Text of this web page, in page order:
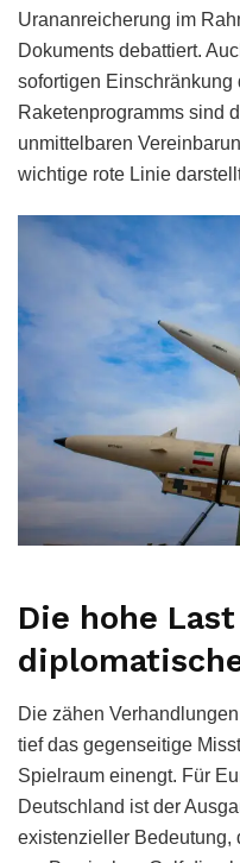
Urananreicherung im
Dokuments debattiert.
sofortigen Einschränkung
Raketenprogramms sind
unmittelbaren
wichtige rote Linie
Die hohe
Die zähen
tief das gegenseitige
Spielraum einengt. Für
Deutschland ist der
existenzieller Bedeutung,